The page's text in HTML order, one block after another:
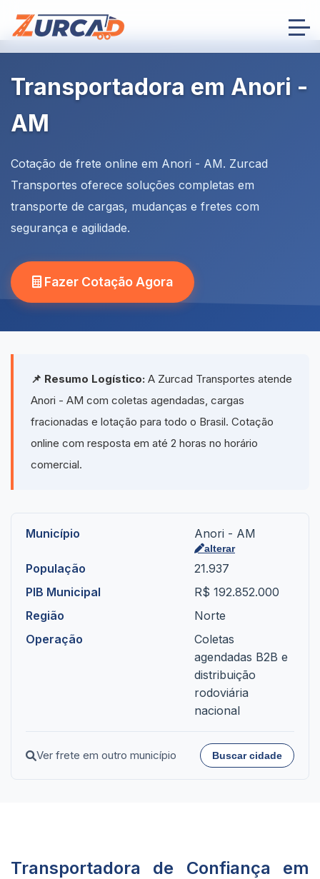
Transportadora em Anori -
AM
Cotação de frete online em Anori - AM. Zurcad
Transportes oferece soluções completas em
transporte de cargas, mudanças e fretes com
segurança e agilidade.
Fazer Cotação Agora
📌 Resumo Logístico: A Zurcad Transportes atende
Anori - AM com coletas agendadas, cargas
fracionadas e lotação para todo o Brasil. Cotação
online com resposta em até 2 horas no horário
comercial.
Município Anori - AM
alterar
População
21.937
PIB Municipal
R$ 192.852.000
Região
Norte
Operação
Coletas
agendadas B2B e
distribuição
rodoviária
nacional
Ver frete em outro município Buscar cidade
Transportadora de Confiança em